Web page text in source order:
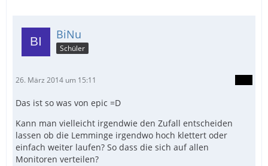
BiNu
Schüler
26. März 2014 um 15:11
Das ist so was von epic =D
Kann man vielleicht irgendwie den Zufall entscheiden
lassen ob die Lemminge irgendwo hoch klettert oder
einfach weiter laufen? So dass die sich auf allen
Monitoren verteilen?